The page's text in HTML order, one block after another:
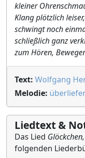
kleiner
Klang plötzlich
schwingt noch
schließlich ganz
zum Hören,
Text: Wolfgang
Melodie:
Liedtext &
Das Lied
folgenden